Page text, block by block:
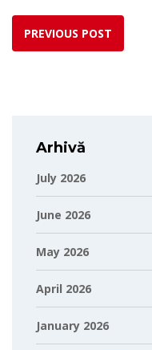
PREVIOUS POST
Arhivă
July 2026
June 2026
May 2026
April 2026
January 2026